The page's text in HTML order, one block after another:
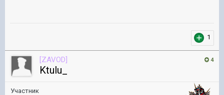
1
4
[ZAVOD]
Ktulu_
Участник